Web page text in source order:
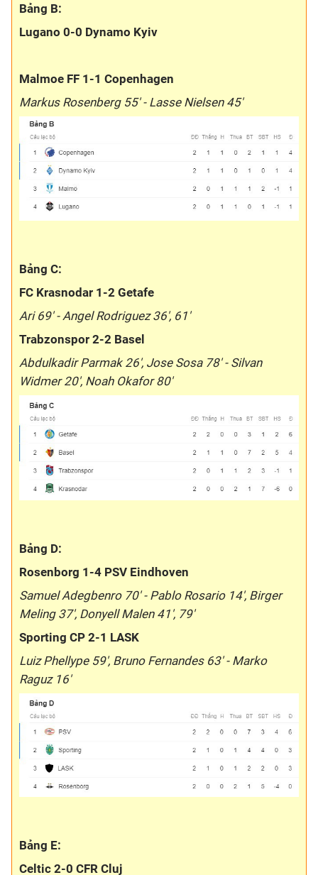
Bảng B:
Lugano 0-0 Dynamo Kyiv
Malmoe FF 1-1 Copenhagen
Markus Rosenberg 55' - Lasse Nielsen 45'
Bảng C:
FC Krasnodar 1-2 Getafe
Ari 69' - Angel Rodriguez 36', 61'
Trabzonspor 2-2 Basel
Abdulkadir Parmak 26', Jose Sosa 78' - Silvan
Widmer 20', Noah Okafor 80'
Bảng D:
Rosenborg 1-4 PSV Eindhoven
Samuel Adegbenro 70' - Pablo Rosario 14', Birger
Meling 37', Donyell Malen 41', 79'
Sporting CP 2-1 LASK
Luiz Phellype 59', Bruno Fernandes 63' - Marko
Raguz 16'
Bảng E:
Celtic 2-0 CFR Cluj